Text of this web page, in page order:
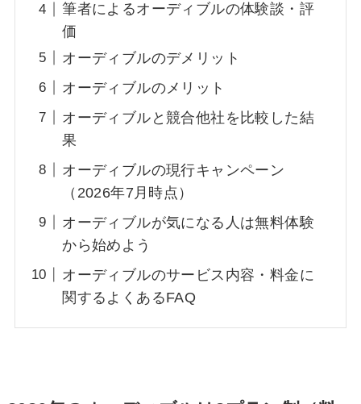
筆者によるオーディブルの体験談・評
価
オーディブルのデメリット
オーディブルのメリット
オーディブルと競合他社を比較した結
果
オーディブルの現行キャンペーン
（2026年7月時点）
オーディブルが気になる人は無料体験
から始めよう
オーディブルのサービス内容・料金に
関するよくあるFAQ